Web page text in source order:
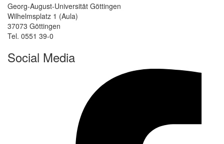
Georg-August-Universität Göttingen
Wilhelmsplatz 1 (Aula)
37073 Göttingen
Tel. 0551 39-0
Social Media